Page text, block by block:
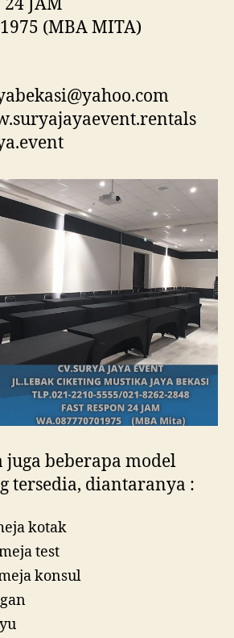
24 JAM
(MBA MITA)
juga beberapa model
tersedia, diantaranya :
kotak
test
konsul